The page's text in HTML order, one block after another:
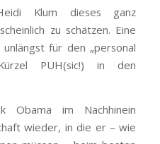
Klum dieses ganz
zu schätzen. Eine
für den „personal
PUH(sic!) in den
Obama im Nachhinein
wieder, in die er – wie